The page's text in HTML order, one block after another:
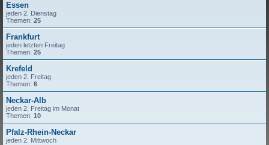
Essen
jeden 2. Dienstag
Themen: 25
Frankfurt
jeden letzten Freitag
Themen: 25
Krefeld
jeden 2. Freitag
Themen: 6
Neckar-Alb
jeden 2. Freitag im Monat
Themen: 10
Pfalz-Rhein-Neckar
jeden 2. Mittwoch